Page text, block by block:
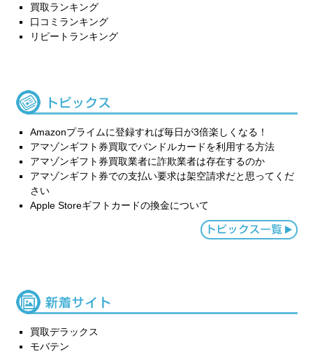
買取ランキング
口コミランキング
リピートランキング
Amazonプライムに登録すれば毎日が3倍楽しくなる！
アマゾンギフト券買取でバンドルカードを利用する方法
アマゾンギフト券買取業者に詐欺業者は存在するのか
アマゾンギフト券での支払い要求は架空請求だと思ってくだ
さい
Apple Storeギフトカードの換金について
買取デラックス
モバテン